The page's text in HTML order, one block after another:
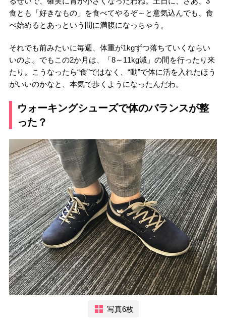
食とも「好きなもの」を食べてやるぞ～と意気込んでも、食
べ始めるとあっという間に満腹になっちゃう。
それでも前みたいに毎週、体重が1kgずつ落ちていくならい
いのよ。でもこの2か月は、「8～11kg減」の間を行ったり来
たり。こうなったら“食”ではなく、“動”で体に活を入れたほう
がいいのかなと、本気で歩くようになったんだわ。
ウォーキングシューズで体のバランスが整
った？
写真6枚